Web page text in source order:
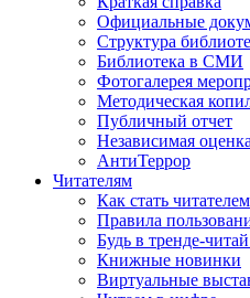
Официальные
Структура
Библиотека в СМИ
Фотогалерея
Методическая
Публичный отчет
Независимая оценка
АнтиТеррор
Читателям
Как стать читателем
Правила
Будь в тренде-
Книжные новинки
Виртуальные